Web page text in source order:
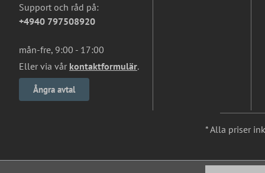
Support och råd på:
+4940 797508920
mån-fre, 9:00 - 17:00
Eller via vår kontaktformulär.
Ångra avtal
* Alla priser